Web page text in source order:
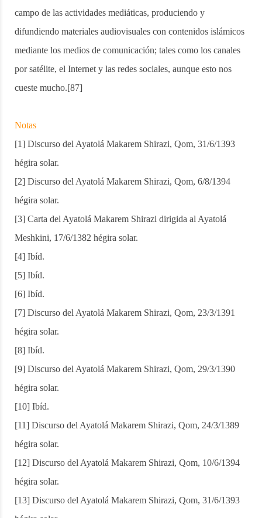
campo de las actividades mediáticas, produciendo y
difundiendo materiales audiovisuales con contenidos islámicos
mediante los medios de comunicación; tales como los canales
por satélite, el Internet y las redes sociales, aunque esto nos
cueste mucho.[87]
Notas
[1] Discurso del Ayatolá Makarem Shirazi, Qom, 31/6/1393
hégira solar.
[2] Discurso del Ayatolá Makarem Shirazi, Qom, 6/8/1394
hégira solar.
[3] Carta del Ayatolá Makarem Shirazi dirigida al Ayatolá
Meshkini, 17/6/1382 hégira solar.
[4] Ibíd.
[5] Ibíd.
[6] Ibíd.
[7] Discurso del Ayatolá Makarem Shirazi, Qom, 23/3/1391
hégira solar.
[8] Ibíd.
[9] Discurso del Ayatolá Makarem Shirazi, Qom, 29/3/1390
hégira solar.
[10] Ibíd.
[11] Discurso del Ayatolá Makarem Shirazi, Qom, 24/3/1389
hégira solar.
[12] Discurso del Ayatolá Makarem Shirazi, Qom, 10/6/1394
hégira solar.
[13] Discurso del Ayatolá Makarem Shirazi, Qom, 31/6/1393